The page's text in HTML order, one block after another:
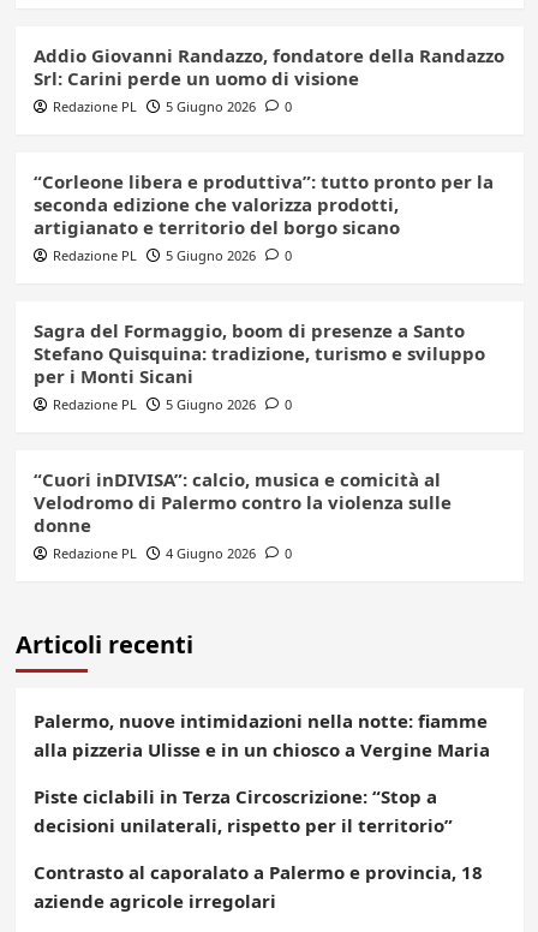
Addio Giovanni Randazzo, fondatore della Randazzo
Srl: Carini perde un uomo di visione
Redazione PL 5 Giugno 2026 0
“Corleone libera e produttiva”: tutto pronto per la
seconda edizione che valorizza prodotti,
artigianato e territorio del borgo sicano
Redazione PL 5 Giugno 2026 0
Sagra del Formaggio, boom di presenze a Santo
Stefano Quisquina: tradizione, turismo e sviluppo
per i Monti Sicani
Redazione PL 5 Giugno 2026 0
“Cuori inDIVISA”: calcio, musica e comicità al
Velodromo di Palermo contro la violenza sulle
donne
Redazione PL 4 Giugno 2026 0
Articoli recenti
Palermo, nuove intimidazioni nella notte: fiamme
alla pizzeria Ulisse e in un chiosco a Vergine Maria
Piste ciclabili in Terza Circoscrizione: “Stop a
decisioni unilaterali, rispetto per il territorio”
Contrasto al caporalato a Palermo e provincia, 18
aziende agricole irregolari